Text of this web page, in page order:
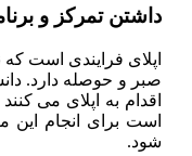
داشتن تمرکز و
اپلای فرایندی است
صبر و حوصله دارد.
اقدام به اپلای می
است برای انجام
شود.